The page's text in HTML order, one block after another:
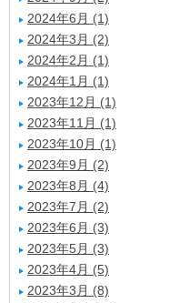
2024年6月 (1)
2024年3月 (2)
2024年2月 (1)
2024年1月 (1)
2023年12月 (1)
2023年11月 (1)
2023年10月 (1)
2023年9月 (2)
2023年8月 (4)
2023年7月 (2)
2023年6月 (3)
2023年5月 (3)
2023年4月 (5)
2023年3月 (8)